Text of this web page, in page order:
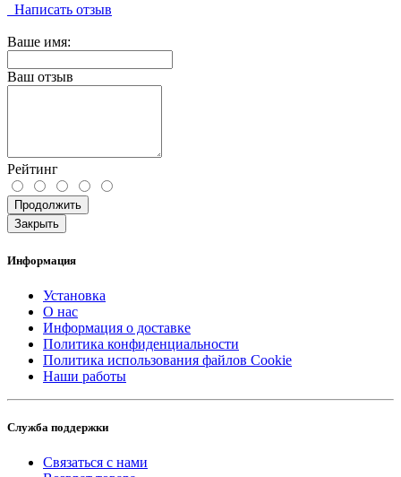
Написать отзыв
Ваше имя:
Ваш отзыв
Рейтинг
Продолжить
Закрыть
Информация
Установка
О нас
Информация о доставке
Политика конфиденциальности
Политика использования файлов Cookie
Наши работы
Служба поддержки
Связаться с нами